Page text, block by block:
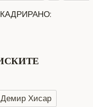
Хисар